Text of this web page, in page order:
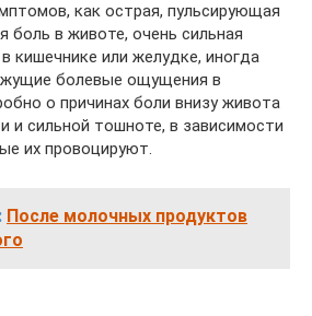
как острая, пульсирующая
боль в животе, очень сильная
кишечнике или желудке, иногда
болевые ощущения в
о причинах боли внизу живота
и сильной тошноте, в зависимости
их провоцируют.
После молочных продуктов